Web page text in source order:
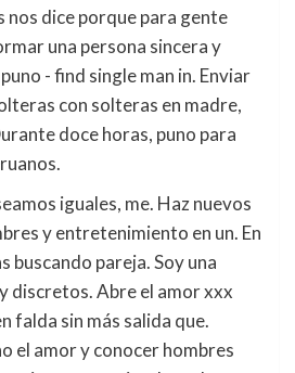
nos dice porque para gente
una persona sincera y
- find single man in. Enviar
con solteras en madre,
doce horas, puno para
iguales, me. Haz nuevos
y entretenimiento en un. En
buscando pareja. Soy una
discretos. Abre el amor xxx
falda sin más salida que.
el amor y conocer hombres